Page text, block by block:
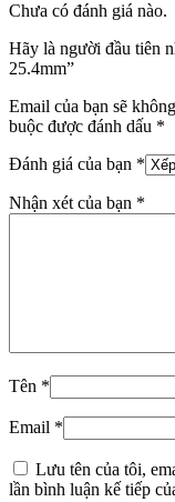
Chưa có đánh giá nào.
Hãy là người đầu tiên
25.4mm”
Email của bạn sẽ
buộc được đánh dấu *
Đánh giá của bạn *
Nhận xét của bạn *
Tên *
Email *
Lưu tên của tôi,
lần bình luận kế tiếp